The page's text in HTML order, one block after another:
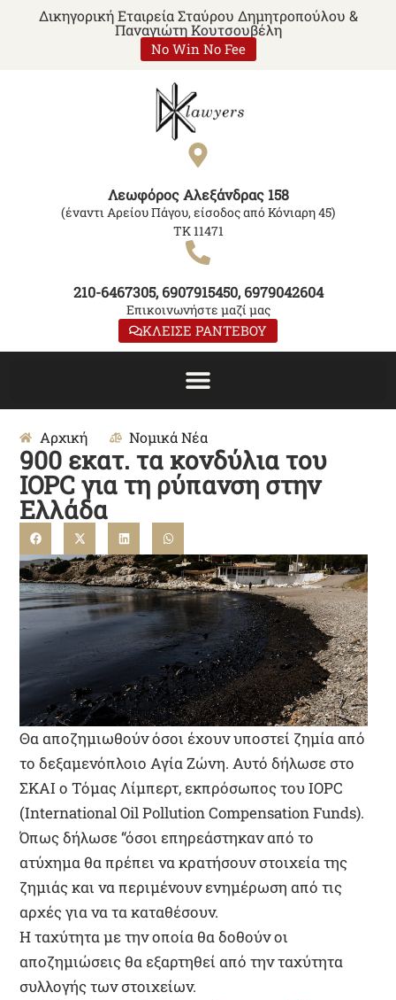
Δικηγορική Εταιρεία Σταύρου Δημητροπούλου &
Παναγιώτη Κουτσουβέλη
No Win No Fee
Λεωφόρος Αλεξάνδρας 158
(έναντι Αρείου Πάγου, είσοδος από Κόνιαρη 45)
ΤΚ 11471
210-6467305, 6907915450, 6979042604
Επικοινωνήστε μαζί μας
ΚΛΕΙΣΕ ΡΑΝΤΕΒΟΥ
Αρχική Νομικά Νέα
900 εκατ. τα κονδύλια του
IOPC για τη ρύπανση στην
Ελλάδα
Θα αποζημιωθούν όσοι έχουν υποστεί ζημία από
το δεξαμενόπλοιο Αγία Ζώνη. Αυτό δήλωσε στο
ΣΚΑΙ ο Τόμας Λίμπερτ, εκπρόσωπος του IOPC
(International Oil Pollution Compensation Funds).
Όπως δήλωσε “όσοι επηρεάστηκαν από το
ατύχημα θα πρέπει να κρατήσουν στοιχεία της
ζημιάς και να περιμένουν ενημέρωση από τις
αρχές για να τα καταθέσουν.
Η ταχύτητα με την οποία θα δοθούν οι
αποζημιώσεις θα εξαρτηθεί από την ταχύτητα
συλλογής των στοιχείων.